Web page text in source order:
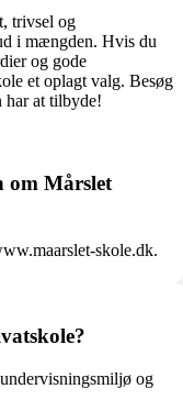
trivsel og
i mængden. Hvis du
og gode
et oplagt valg. Besøg
har at tilbyde!
om Mårslet
skole.dk.
og